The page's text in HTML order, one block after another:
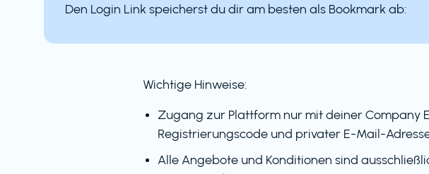
Den Login Link speicherst du dir am besten als Bookmark ab:
Wichtige Hinweise:
Zugang zur Plattform nur mit deiner Company
Registrierungscode und privater E-Mail-
Alle Angebote und Konditionen sind